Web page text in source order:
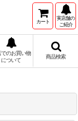
カート
実店舗の
ご紹介
でのお買い物
について
商品検索